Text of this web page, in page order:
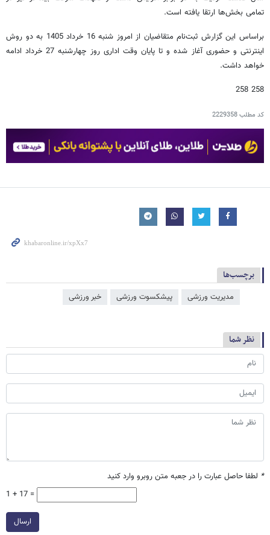
تمامی بخش‌ها ارتقا یافته است.
براساس این گزارش ثبت‌نام متقاضیان از امروز شنبه 16 خرداد 1405 به دو روش
اینترنتی و حضوری آغاز شده و تا پایان وقت اداری روز چهارشنبه 27 خرداد ادامه
خواهد داشت.
258 258
کد مطلب2229358
برچسب‌ها
مدیریت ورزشی پیشکسوت ورزشی خبر ورزشی
نظر شما
* لطفا حاصل عبارت را در جعبه متن روبرو وارد کنید
1 + 17 =
ارسال